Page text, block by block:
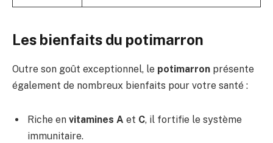
Les bienfaits du potimarron
Outre son goût exceptionnel, le potimarron présente
également de nombreux bienfaits pour votre santé :
Riche en vitamines A et C, il fortifie le système
immunitaire.